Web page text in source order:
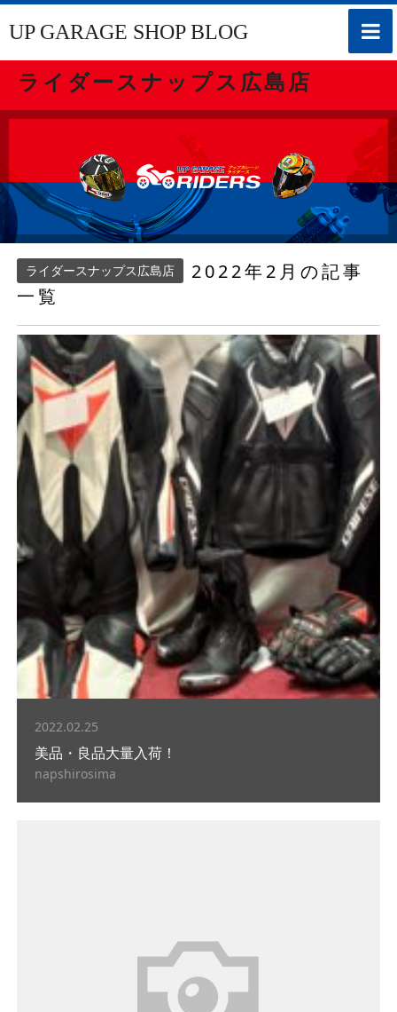
toggle
UP GARAGE SHOP BLOG
ライダースナップス広島店
ライダースナップス広島店
2022年2月の記事
一覧
2022.02.25
美品・良品大量入荷！
napshirosima